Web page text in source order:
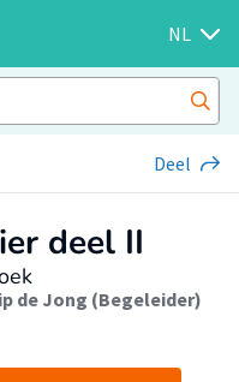
NL
Deel
deel II
de Jong (Begeleider)